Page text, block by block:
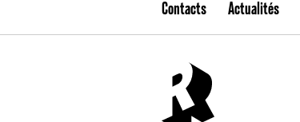
Contacts Actualités